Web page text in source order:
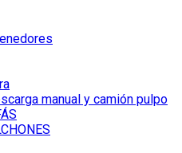
manual y camión pulpo